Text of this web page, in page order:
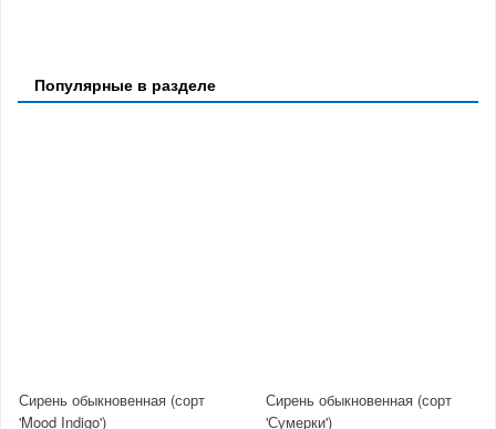
Популярные в разделе
Сирень обыкновенная (сорт
'Mood Indigo')
Сирень обыкновенная (сорт
'Сумерки')